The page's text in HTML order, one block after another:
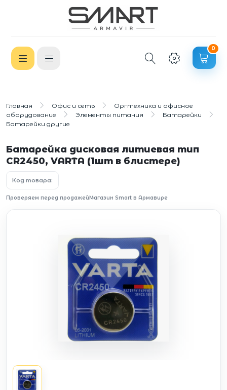
0
Главная Офис и сеть
Оргтехника и офисное
оборудование
Элементы питания
Батарейки
Батарейки другие
Батарейка дисковая литиевая тип
CR2450, VARTA (1шт в блистере)
Код товара:
Проверяем перед продажейМагазин Smart в Армавире